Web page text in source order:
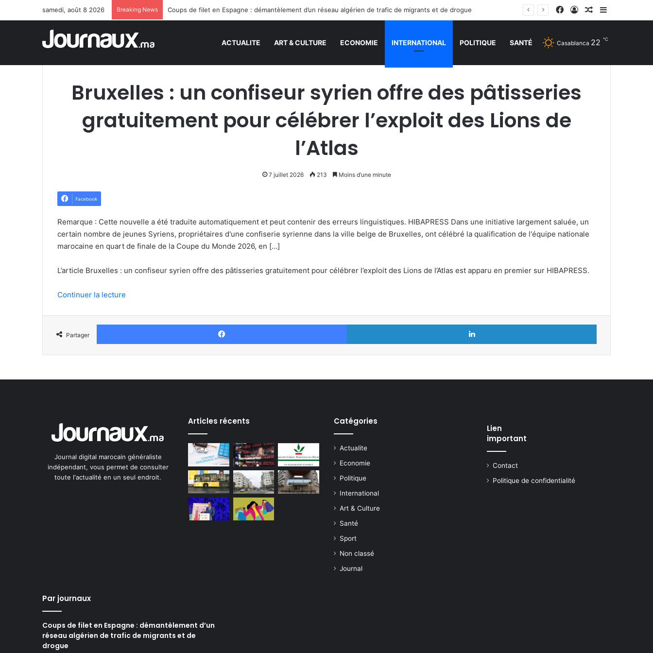
samedi, août 8 2026 Breaking News Coups de filet en Espagne : démantèlement d’un réseau algérien de trafic de migrants et de drogue Facebook
Connexion
Article Aléatoire
Sidebar
ACTUALITE ART & CULTURE ECONOMIE INTERNATIONAL POLITIQUE SANTÉ Casablanca 22 ℃
Bruxelles : un confiseur syrien offre des pâtisseries
gratuitement pour célébrer l’exploit des Lions de
l’Atlas
7 juillet 2026 213 Moins d’une minute
Facebook
Remarque : Cette nouvelle a été traduite automatiquement et peut contenir des erreurs linguistiques. HIBAPRESS Dans une initiative largement saluée, un
certain nombre de jeunes Syriens, propriétaires d'une confiserie syrienne dans la ville belge de Bruxelles, ont célébré la qualification de l'équipe nationale
marocaine en quart de finale de la Coupe du Monde 2026, en […]
L’article Bruxelles : un confiseur syrien offre des pâtisseries gratuitement pour célébrer l’exploit des Lions de l’Atlas est apparu en premier sur HIBAPRESS.
Continuer la lecture
Partager
Facebook Linkedin
Journal digital marocain généraliste
indépendant, vous permet de consulter
toute l'actualité en un seul endroit.
Articles récents Catégories
Actualite
Economie
Politique
International
Art & Culture
Santé
Sport
Non classé
Journal
Lien
important
Contact
Politique de confidentialité
Par journaux
Coups de filet en Espagne : démantèlement d’un
réseau algérien de trafic de migrants et de
drogue